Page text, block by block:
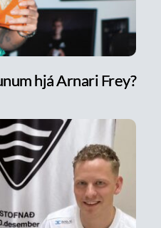
hjá Arnari Frey?